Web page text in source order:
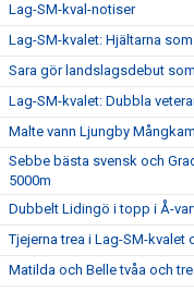
Lag-SM-kval-notiser
Lag-SM-kvalet: Hjältarna
Sara gör landslagsdebut
Lag-SM-kvalet: Dubbla
Malte vann Ljungby
Sebbe bästa svensk och
5000m
Dubbelt Lidingö i topp i Å-
Tjejerna trea i Lag-SM-kvalet
Matilda och Belle tvåa och